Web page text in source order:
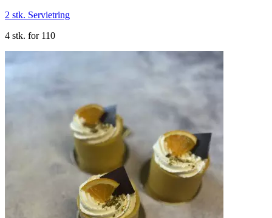
2 stk. Servietring
4 stk. for 110